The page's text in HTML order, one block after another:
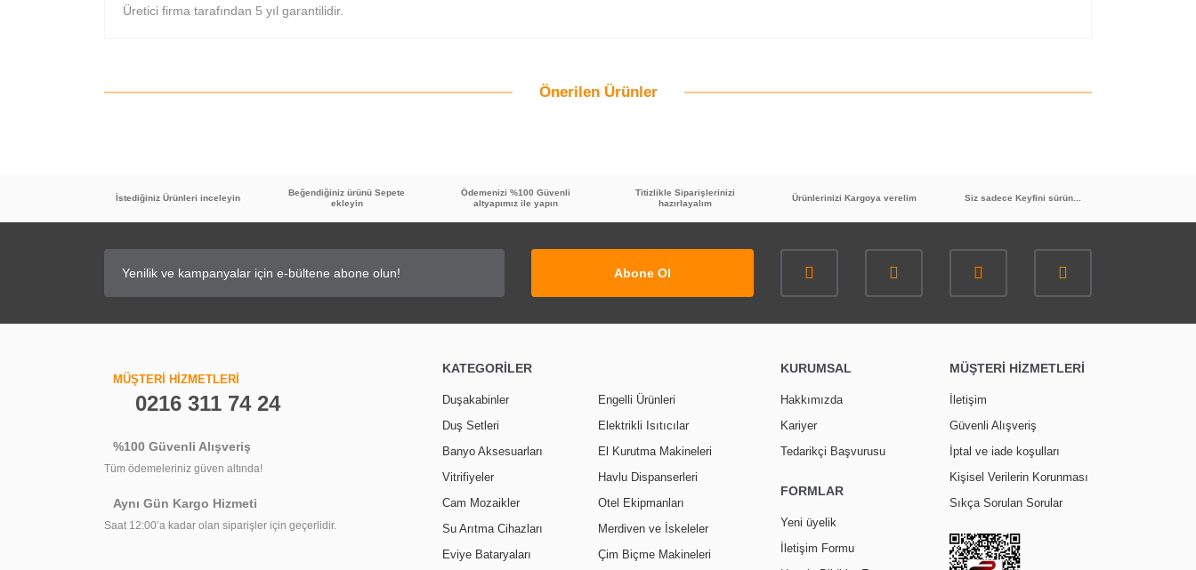
Üretici firma tarafından 5 yıl garantilidir.
Bu ürüne ilk yorumu siz yapın!
Önerilen Ürünler
GPD Batarya Temizleyici ve Parlatıcı
409,90 TL
İstediğiniz Ürünleri inceleyin
Beğendiğiniz ürünü Sepete
ekleyin
Ödemenizi %100 Güvenli
altyapımız ile yapın
Titizlikle Siparişlerinizi
hazırlayalım
Ürünlerinizi Kargoya verelim Siz sadece Keyfini sürün...
Abone Ol
MÜŞTERİ HİZMETLERİ
0216 311 74 24
%100 Güvenli Alışveriş
Tüm ödemeleriniz güven altında!
Aynı Gün Kargo Hizmeti
Saat 12:00’a kadar olan siparişler için geçerlidir.
KATEGORİLER
Duşakabinler
Duş Setleri
Banyo Aksesuarları
Vitrifiyeler
Cam Mozaikler
Su Arıtma Cihazları
Eviye Bataryaları
Engelli Ürünleri
Elektrikli Isıtıcılar
El Kurutma Makineleri
Havlu Dispanserleri
Otel Ekipmanları
Merdiven ve İskeleler
Çim Biçme Makineleri
KURUMSAL
Hakkımızda
Kariyer
Tedarikçi Başvurusu
FORMLAR
Yeni üyelik
İletişim Formu
MÜŞTERİ HİZMETLERİ
İletişim
Güvenli Alışveriş
İptal ve iade koşulları
Kişisel Verilerin Korunması
Sıkça Sorulan Sorular